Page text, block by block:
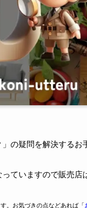
の疑問を解決するお
っていますので販売店
。お気づきの点などあれば「